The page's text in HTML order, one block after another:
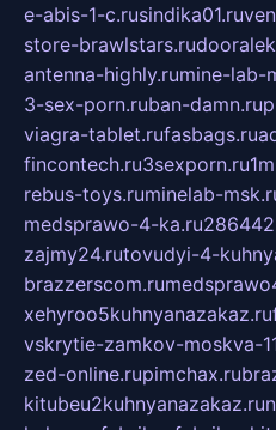
e-abis-1-c.rusindika01.ru
store-brawlstars.ru
antenna-highly.rumine-lab-
3-sex-porn.ruban-damn.ru
viagra-tablet.rufasbags.ru
fincontech.ru3sexporn.ru
rebus-toys.ruminelab-
medsprawo-4-ka.ru
zajmy24.rutovudyi-4-
brazzerscom.ru
xehyroo5kuhnyanazakaz.ru
vskrytie-zamkov-moskva-
zed-online.rupimchax.ru
kitubeu2kuhnyanazakaz.ru